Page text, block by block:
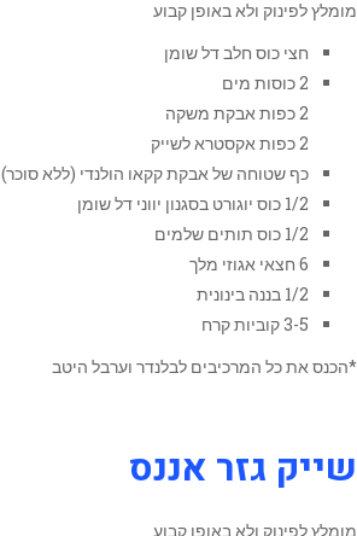
מומלץ לפינוק ולא באופן קבוע
חצי כוס חלב דל שומן
2 כוסות מים
2 כפות אבקת משקה
2 כפות אקסטרא לשייק
כף שטוחה של אבקת קקאו הולנדי (ללא סוכר)
1/2 כוס יוגורט בסגנון יווני דל שומן
1/2 כוס תותים שלמים
6 חצאי אגוזי מלך
1/2 בננה בינונית
3-5 קוביות קרח
*הכנס את כל המרכיבים לבלנדר וערבל היטב
שייק גזר אננס
מומלץ לפינוק ולא באופן קבוע